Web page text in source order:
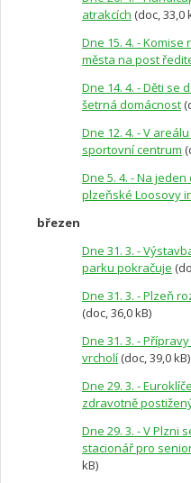
atrakcích (doc, 33,0
Dne 15. 4. -
města na post
Dne 14. 4. - Děti se
šetrná domácnost
Dne 12. 4. - V
sportovní centrum
Dne 5. 4. - Na
plzeňské Loosovy
březen
Dne 31. 3. -
parku pokračuje
Dne 31. 3. - Plzeň
(doc, 36,0 kB)
Dne 31. 3. -
vrcholí (doc, 39,0 kB)
Dne 29. 3. -
zdravotně
Dne 29. 3. - V Plzni
stacionář pro
kB)